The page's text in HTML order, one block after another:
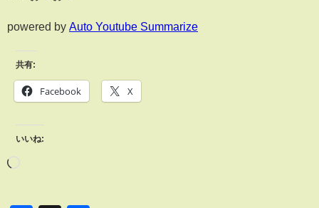
powered by Auto Youtube Summarize
共有:
Facebook X
いいね: